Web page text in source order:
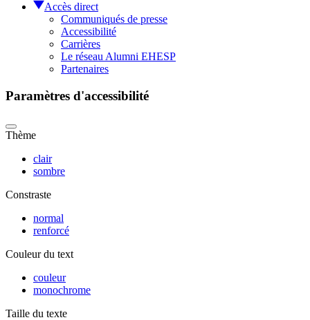
Accès direct
Communiqués de presse
Accessibilité
Carrières
Le réseau Alumni EHESP
Partenaires
Paramètres d'accessibilité
Thème
clair
sombre
Constraste
normal
renforcé
Couleur du text
couleur
monochrome
Taille du texte